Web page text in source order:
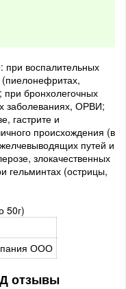
при воспалительных
(пиелонефритах,
при бронхолегочных
заболеваниях, ОРВИ;
гастрите и
происхождения (в
путей и
злокачественных
гельминтах (острицы,
50г)
ООО
отзывы